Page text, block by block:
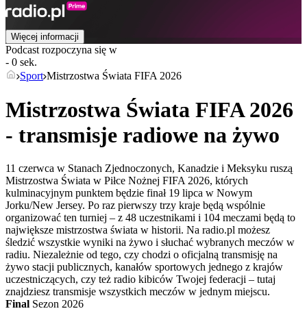
Więcej informacji
Podcast rozpoczyna się w
- 0 sek.
Sport Mistrzostwa Świata FIFA 2026
Mistrzostwa Świata FIFA 2026
- transmisje radiowe na żywo
11 czerwca w Stanach Zjednoczonych, Kanadzie i Meksyku ruszą
Mistrzostwa Świata w Piłce Nożnej FIFA 2026, których
kulminacyjnym punktem będzie finał 19 lipca w Nowym
Jorku/New Jersey. Po raz pierwszy trzy kraje będą wspólnie
organizować ten turniej – z 48 uczestnikami i 104 meczami będą to
największe mistrzostwa świata w historii. Na radio.pl możesz
śledzić wszystkie wyniki na żywo i słuchać wybranych meczów w
radiu. Niezależnie od tego, czy chodzi o oficjalną transmisję na
żywo stacji publicznych, kanałów sportowych jednego z krajów
uczestniczących, czy też radio kibiców Twojej federacji – tutaj
znajdziesz transmisje wszystkich meczów w jednym miejscu.
Final Sezon 2026